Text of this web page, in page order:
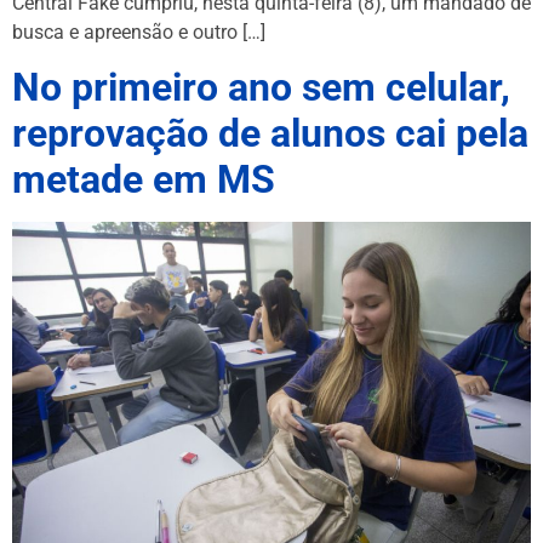
busca e apreensão e outro […]
No primeiro ano sem celular,
reprovação de alunos cai pela
metade em MS